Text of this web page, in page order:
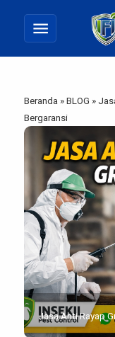
menu
Beranda »BLOG »
Bergaransi
Jasa Anti Rayap